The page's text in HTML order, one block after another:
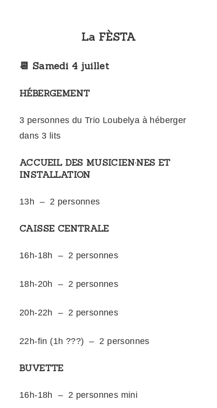
La FÈSTA
📆 Samedi 4 juillet
HÉBERGEMENT
3 personnes du Trio Loubelya à héberger
dans 3 lits
ACCUEIL DES MUSICIEN·NES ET
INSTALLATION
13h – 2 personnes
CAISSE CENTRALE
16h-18h – 2 personnes
18h-20h – 2 personnes
20h-22h – 2 personnes
22h-fin (1h ???) – 2 personnes
BUVETTE
16h-18h – 2 personnes mini